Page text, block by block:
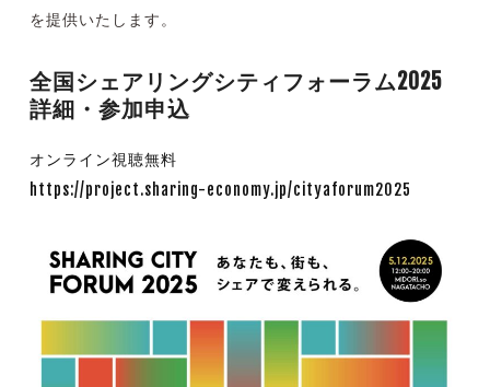
を提供いたします。
全国シェアリングシティフォーラム2025
詳細・参加申込
オンライン視聴無料
https://project.sharing-economy.jp/cityaforum2025